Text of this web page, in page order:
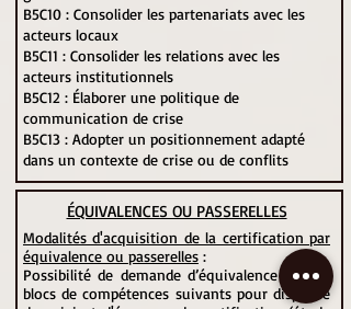
B5C10 : Consolider les partenariats avec les
acteurs locaux
B5C11 : Consolider les relations avec les
acteurs institutionnels
B5C12 : Élaborer une politique de
communication de crise
B5C13 : Adopter un positionnement adapté
dans un contexte de crise ou de conflits
ÉQUIVALENCES OU PASSERELLES
Modalités d'acquisition de la certification par
équivalence ou passerelles :
Possibilité de demande d’équivalence sur les
blocs de compétences suivants pour dispense